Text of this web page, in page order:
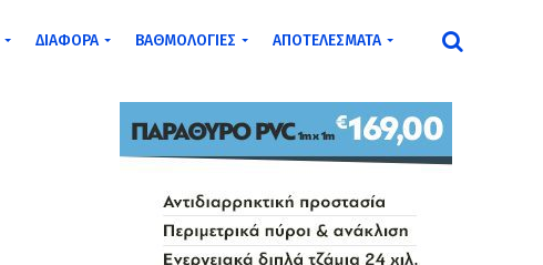
ΔΙΆΦΟΡΑ ΒΑΘΜΟΛΟΓΊΕΣ ΑΠΟΤΕΛΈΣΜΑΤΑ